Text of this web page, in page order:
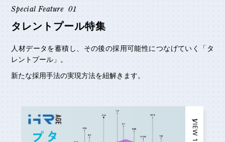
Special Feature 01
タレントプール特集
人材データを蓄積し、その後の採用可能性につなげていく「タ
レントプール」。
新たな採用手法の実現方法を紐解きます。